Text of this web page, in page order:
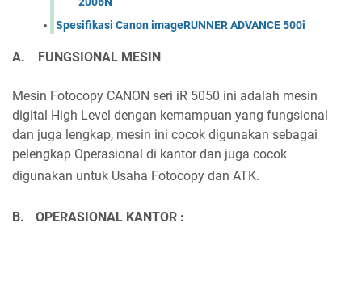
Spesifikasi Canon imageRUNNER ADVANCE 500i
A. FUNGSIONAL MESIN
Mesin Fotocopy CANON seri iR 5050 ini adalah mesin
digital High Level dengan kemampuan yang fungsional
dan juga lengkap, mesin ini cocok digunakan sebagai
pelengkap Operasional di kantor dan juga cocok
digunakan untuk Usaha Fotocopy dan ATK.
B. OPERASIONAL KANTOR :